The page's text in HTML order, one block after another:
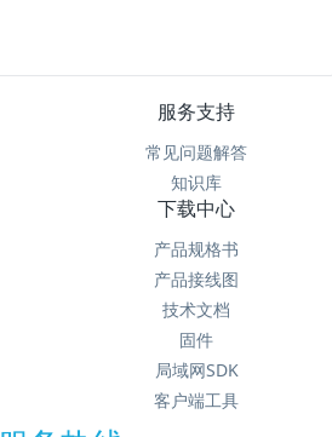
服务支持
常见问题解答
知识库
下载中心
产品规格书
产品接线图
技术文档
固件
局域网SDK
客户端工具